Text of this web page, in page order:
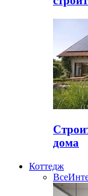
дома
Коттедж
Все